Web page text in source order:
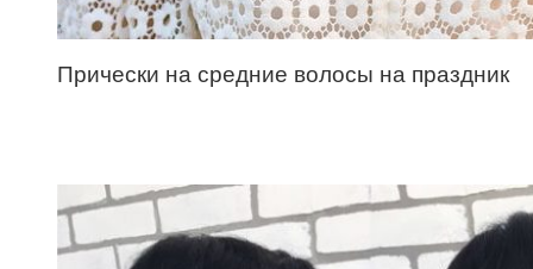
Прически на средние волосы на праздник